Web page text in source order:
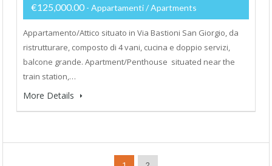
€125,000.00 - Appartamenti / Apartments
Appartamento/Attico situato in Via Bastioni San Giorgio, da
ristrutturare, composto di 4 vani, cucina e doppio servizi,
balcone grande. Apartment/Penthouse situated near the
train station,…
More Details